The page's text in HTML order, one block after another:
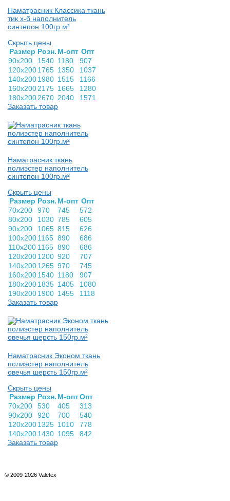
Наматрасник Классика ткань
тик х-б наполнитель
синтепон 100гр.м²
Скрыть цены
Раз­мер Розн. М-опт Опт
90х200
1540 1180
907
120х200 1765 1350
1037
140х200 1980 1515
1166
160х200 2175 1665
1280
180х200 2670 2040
1571
Заказать товар
Наматрасник ткань
полиэстер наполнитель
синтепон 100гр.м²
Скрыть цены
Раз­мер Розн. М-опт Опт
70х200
970 745
572
80х200
1030 785
605
90х200
1065 815
626
100х200 1165 890
686
110х200 1165 890
686
120х200 1200 920
707
140х200 1265 970
745
160х200 1540 1180
907
180х200 1835 1405
1080
190х200 1900 1455
1118
Заказать товар
Наматрасник Эконом ткань
полиэстер наполнитель
овечья шерсть 150гр.м²
Скрыть цены
Раз­мер Розн. М-оптОпт
70х200
530 405
313
90х200
920 700
540
120х200 1325 1010
778
140х200 1430 1095
842
Заказать товар
© 2009-2026 Valetex